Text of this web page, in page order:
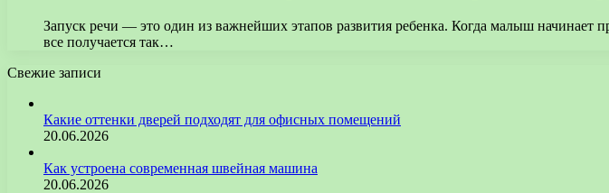
Запуск речи — это один из важнейших этапов развития ребенка. Когда малыш начинает
все получается так…
Свежие записи
Какие оттенки дверей подходят для офисных помещений
20.06.2026
Как устроена современная швейная машина
20.06.2026